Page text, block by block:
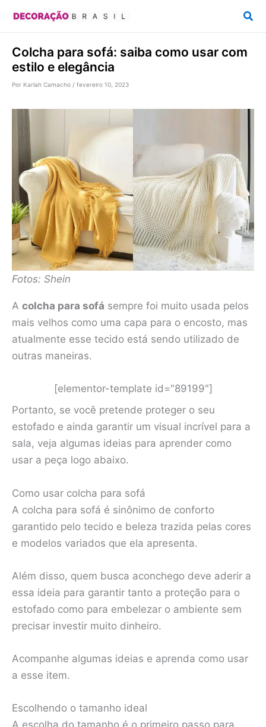
conteúdo
Colcha para sofá: saiba como usar com
estilo e elegância
Por Karlah Camacho / fevereiro 10, 2023
Fotos: Shein
A colcha para sofá sempre foi muito usada pelos
mais velhos como uma capa para o encosto, mas
atualmente esse tecido está sendo utilizado de
outras maneiras.
[elementor-template id="89199"]
Portanto, se você pretende proteger o seu
estofado e ainda garantir um visual incrível para a
sala, veja algumas ideias para aprender como
usar a peça logo abaixo.
Como usar colcha para sofá
A colcha para sofá é sinônimo de conforto
garantido pelo tecido e beleza trazida pelas cores
e modelos variados que ela apresenta.
Além disso, quem busca aconchego deve aderir a
essa ideia para garantir tanto a proteção para o
estofado como para embelezar o ambiente sem
precisar investir muito dinheiro.
Acompanhe algumas ideias e aprenda como usar
a esse item.
Escolhendo o tamanho ideal